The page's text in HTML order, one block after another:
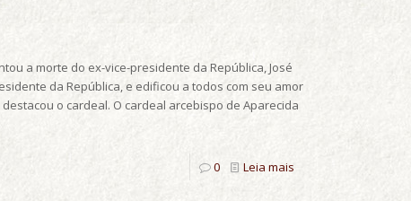
a morte do ex-vice-presidente da República, José
da República, e edificou a todos com seu amor
o cardeal. O cardeal arcebispo de Aparecida
0 Leia mais